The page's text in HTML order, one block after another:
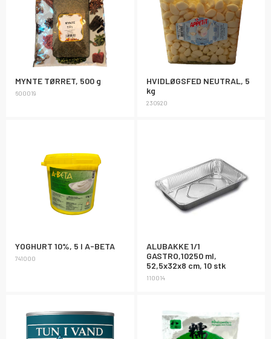
MYNTE TØRRET, 500 g
600019
HVIDLØGSFED NEUTRAL, 5
kg
230920
YOGHURT 10%, 5 l A-BETA
741000
ALUBAKKE 1/1
GASTRO,10250 ml,
52,5x32x8 cm, 10 stk
110014